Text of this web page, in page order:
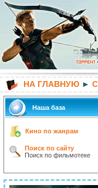
НА ГЛАВНУЮ ►
Наша база
Кино по жанрам
Поиск по сайту
Поиск по фильмотеке